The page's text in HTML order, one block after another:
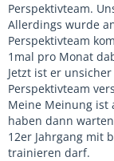
Perspektivteam.
Allerdings wurde
Perspektivteam
1mal pro Monat
Jetzt ist er
Perspektivteam
Meine Meinung ist
haben dann
12er Jahrgang mit
trainieren darf.